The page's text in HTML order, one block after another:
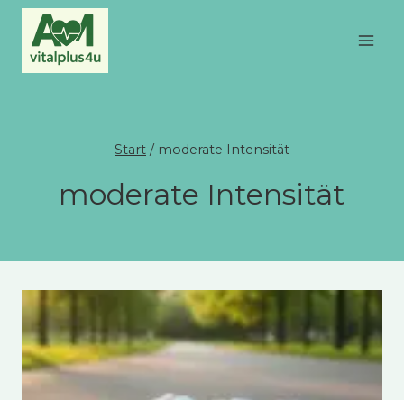
Zum
Inhalt
springen
Start / moderate Intensität
moderate Intensität